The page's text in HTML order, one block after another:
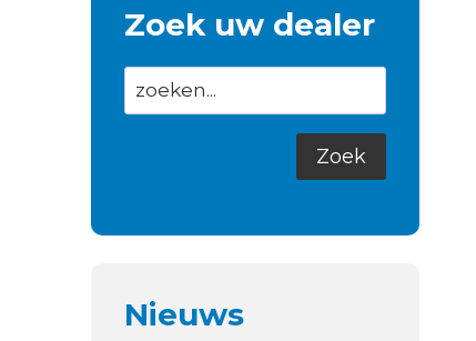
Zoek uw dealer
Nieuws